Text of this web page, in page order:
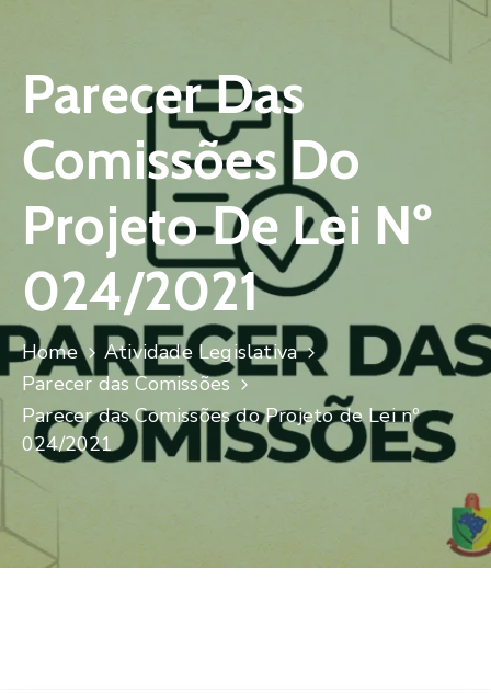
CONTATO
Parecer Das
Comissões Do
Projeto De Lei Nº
024/2021
Home
Atividade Legislativa
Parecer das Comissões
Parecer das Comissões do Projeto de Lei nº
024/2021